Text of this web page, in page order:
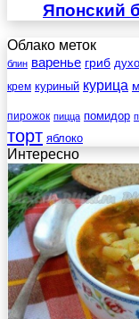
Японский
Облако меток
блин варенье гриб
крем куриный курица
пирожок пицца помидор
торт яблоко
Интересно